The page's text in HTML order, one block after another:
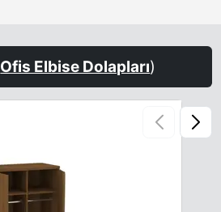
Ofis Elbise Dolapları)